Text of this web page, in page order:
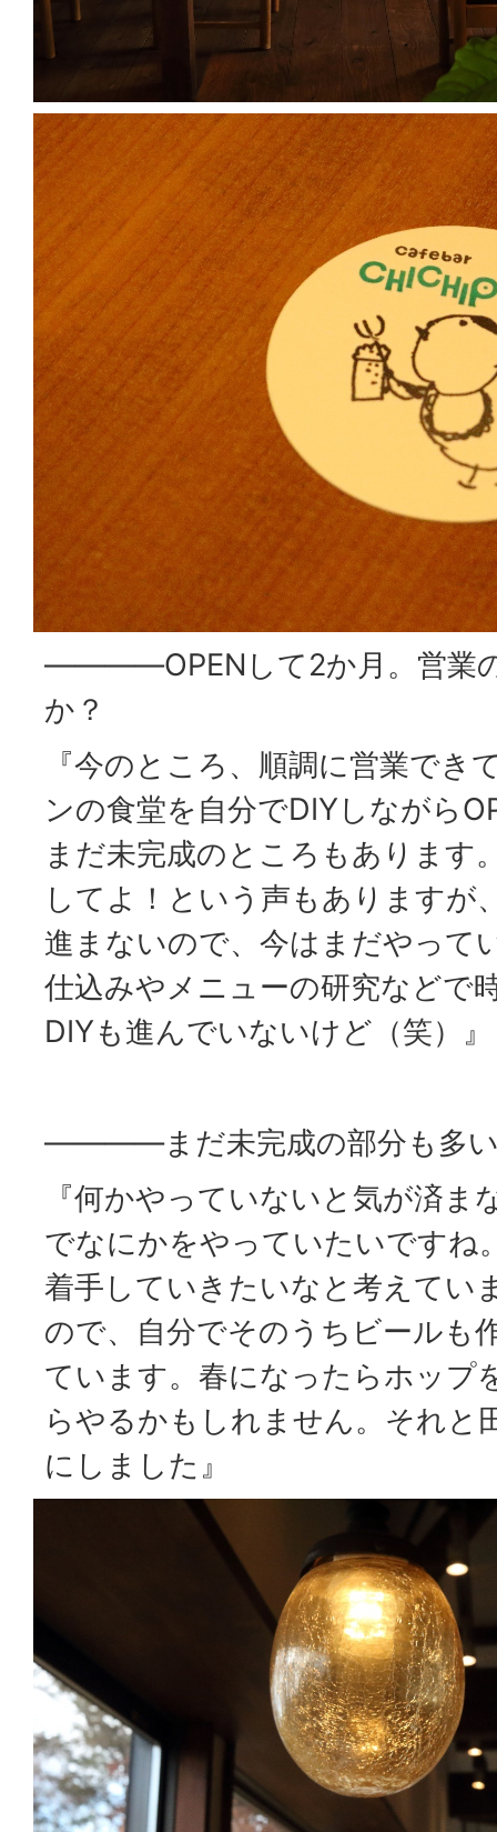
――――OPENして2か月。営業
か？
『今のところ、順調に営業でき
ンの食堂を自分でDIYしながら
まだ未完成のところもあります
してよ！という声もありますが
進まないので、今はまだやって
仕込みやメニューの研究などで
DIYも進んでいないけど（笑）』
――――まだ未完成の部分も多い
『何かやっていないと気が済
でなにかをやっていたいですね
着手していきたいなと考えてい
ので、自分でそのうちビールも
ています。春になったらホップ
らやるかもしれません。それと
にしました』